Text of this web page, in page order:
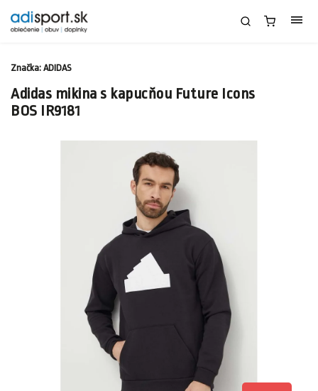
Adidas mikina s kapucňou Future Icons
BOS IR9181
Značka: ADIDAS